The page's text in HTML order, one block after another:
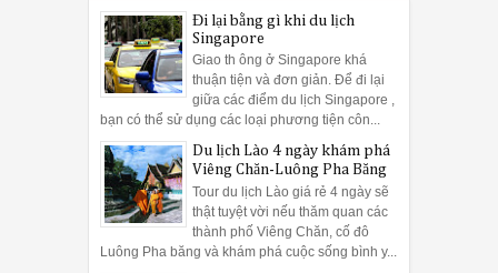
Đi lại bằng gì khi du lịch
Singapore
Giao th ông ở Singapore khá
thuận tiện và đơn giản. Để đi lại
giữa các điểm du lịch Singapore ,
bạn có thể sử dụng các loại phương tiện côn...
Du lịch Lào 4 ngày khám phá
Viêng Chăn-Luông Pha Băng
Tour du lịch Lào giá rẻ 4 ngày sẽ
thật tuyệt vời nếu thăm quan các
thành phố Viêng Chăn, cố đô
Luông Pha băng và khám phá cuộc sống bình y...